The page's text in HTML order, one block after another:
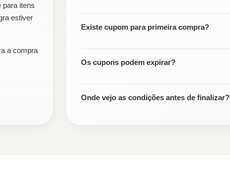
para itens
estiver
a compra
Existe cupom para primeira compra?
Os cupons podem expirar?
Onde vejo as condições antes de finalizar?